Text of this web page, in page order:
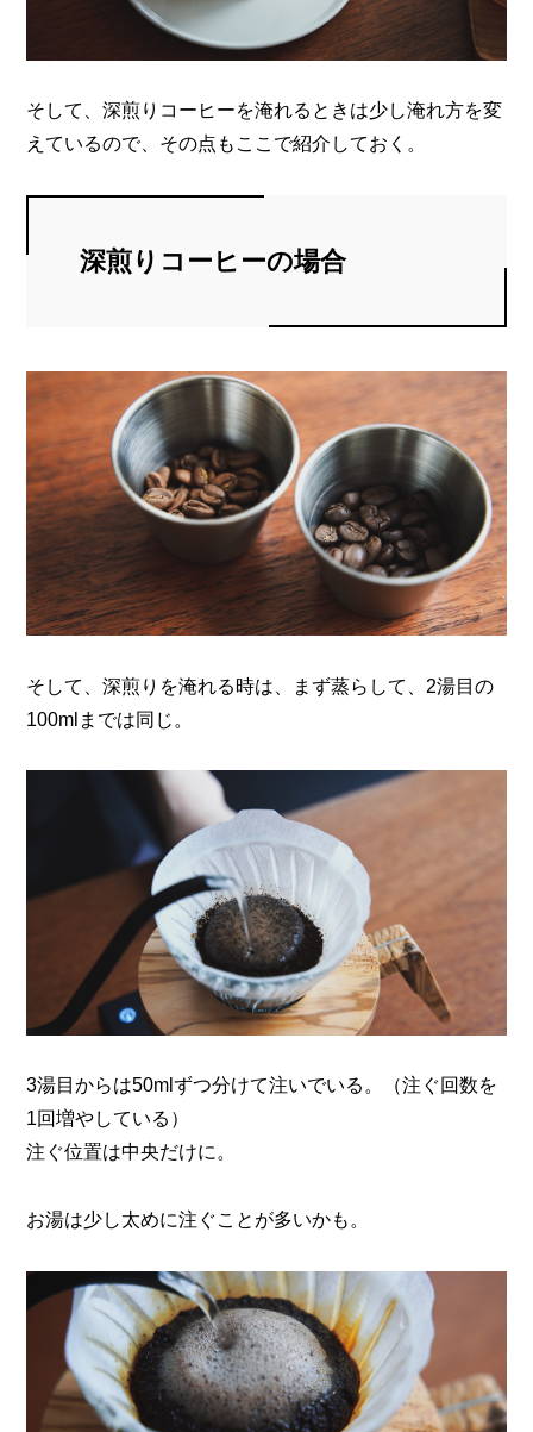
そして、深煎りコーヒーを淹れるときは少し淹れ方を変
えているので、その点もここで紹介しておく。
深煎りコーヒーの場合
そして、深煎りを淹れる時は、まず蒸らして、2湯目の
100mlまでは同じ。
3湯目からは50mlずつ分けて注いでいる。（注ぐ回数を
1回増やしている）
注ぐ位置は中央だけに。
お湯は少し太めに注ぐことが多いかも。